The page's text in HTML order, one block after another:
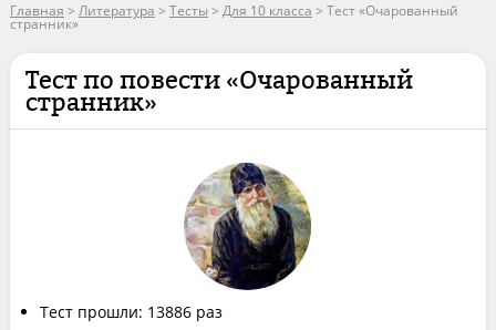
Главная > Литература > Тесты > Для 10 класса > Тест «Очарованный
странник»
Тест по повести «Очарованный
странник»
Тест прошли: 13886 раз